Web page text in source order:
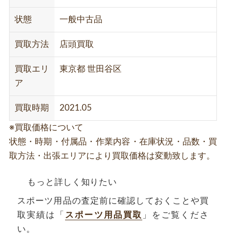
状態 一般中古品
買取方法 店頭買取
買取エリ
ア
東京都 世田谷区
買取時期 2021.05
※買取価格について
状態・時期・付属品・作業内容・在庫状況・品数・買
取方法・出張エリアにより買取価格は変動致します。
もっと詳しく知りたい
スポーツ用品の査定前に確認しておくことや買
取実績は「 スポーツ用品買取 」をご覧くださ
い。